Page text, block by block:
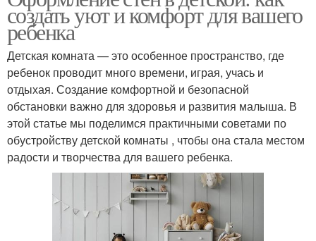
создать уют и комфорт для вашего
ребенка
Детская комната — это особенное пространство, где
ребенок проводит много времени, играя, учась и
отдыхая. Создание комфортной и безопасной
обстановки важно для здоровья и развития малыша. В
этой статье мы поделимся практичными советами по
обустройству детской комнаты , чтобы она стала местом
радости и творчества для вашего ребенка.